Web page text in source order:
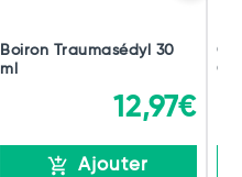
Boiron Traumasédyl 30
ml
12,97€
Ajouter